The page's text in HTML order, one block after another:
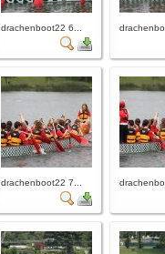
drachenboot22 6...
drachenboot22 7...